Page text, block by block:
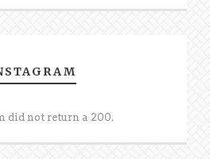
did not return a 200.